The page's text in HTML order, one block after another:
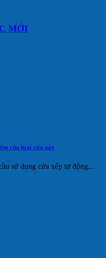
MỚI
của loại cửa này
sử dụng cửa xếp tự động...